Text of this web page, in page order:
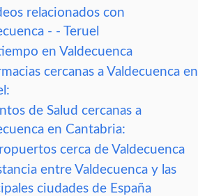
relacionados con
- - Teruel
en Valdecuenca
cercanas a Valdecuenca en
de Salud cercanas a
en Cantabria:
cerca de Valdecuenca
entre Valdecuenca y las
ciudades de España